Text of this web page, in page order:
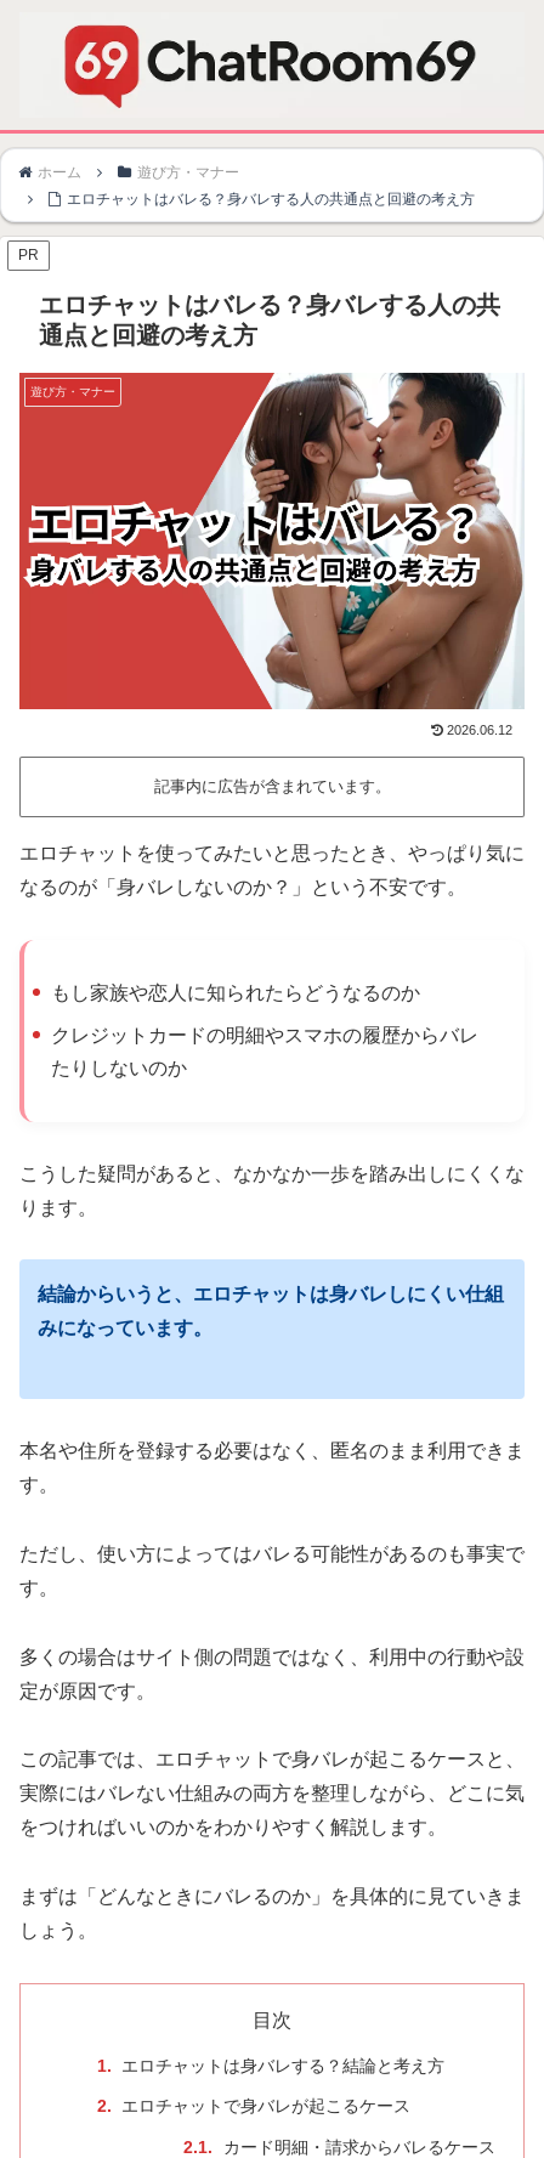
ホーム
遊び方・マナー
エロチャットはバレる？身バレする人の共通点と回避の考え方
PR
エロチャットはバレる？身バレする人の共
通点と回避の考え方
遊び方・マナー
2026.06.12
記事内に広告が含まれています。
エロチャットを使ってみたいと思ったとき、やっぱり気に
なるのが「身バレしないのか？」という不安です。
もし家族や恋人に知られたらどうなるのか
クレジットカードの明細やスマホの履歴からバレ
たりしないのか
こうした疑問があると、なかなか一歩を踏み出しにくくな
ります。
結論からいうと、エロチャットは身バレしにくい仕組
みになっています。
本名や住所を登録する必要はなく、匿名のまま利用できま
す。
ただし、使い方によってはバレる可能性があるのも事実で
す。
多くの場合はサイト側の問題ではなく、利用中の行動や設
定が原因です。
この記事では、エロチャットで身バレが起こるケースと、
実際にはバレない仕組みの両方を整理しながら、どこに気
をつければいいのかをわかりやすく解説します。
まずは「どんなときにバレるのか」を具体的に見ていきま
しょう。
目次
エロチャットは身バレする？結論と考え方
エロチャットで身バレが起こるケース
カード明細・請求からバレるケース